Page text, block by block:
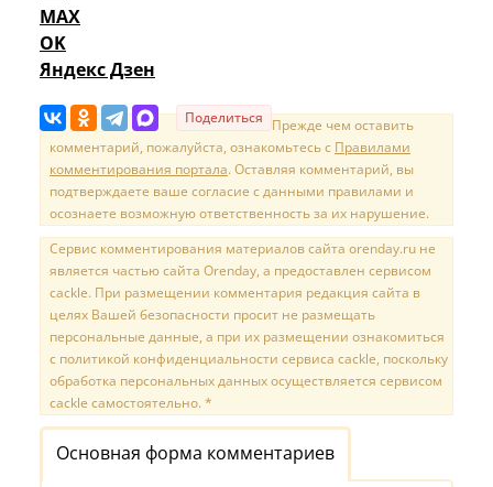
MAX
OK
Яндекс Дзен
Поделиться Прежде чем оставить
комментарий, пожалуйста, ознакомьтесь с Правилами
комментирования портала. Оставляя комментарий, вы
подтверждаете ваше согласие с данными правилами и
осознаете возможную ответственность за их нарушение.
Сервис комментирования материалов сайта orenday.ru не
является частью сайта Orenday, а предоставлен сервисом
cackle. При размещении комментария редакция сайта в
целях Вашей безопасности просит не размещать
персональные данные, а при их размещении ознакомиться
с политикой конфиденциальности сервиса cackle, поскольку
обработка персональных данных осуществляется сервисом
cackle самостоятельно. *
Основная форма комментариев